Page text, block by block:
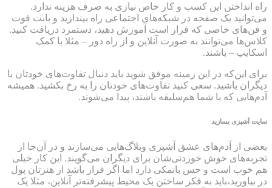
راه انداختن این کسب و کار خاص نیازی به صرف هزینه ندارد.
می‌توانید یک صفحه در شبکه‌های اجتماعی راه بیندازید و بابت فوت
و فن‌های خاصی که قرار است آموزش دهید، دستمزد دریافت کنید.
کلاس‌ها می‌توانند به صورت آنلاین و از راه دور – مثلا با کمک
اسکایپ – باشند.
برای این‌که در این زمینه موفق شوید باید دنبال تفاوت‌های خودتان با
دیگران باشید. سعی کنید تفاوت‌های خودتان را به رخ بکشید. همیشه
آدم‌هایی که با شما هم‌سلیقه باشند،‌ پیدا می‌شوند.
سایت آشپزی بسازید
بعضی‌ از آدم‌های عشق آشپزی وبلاگ‌هایی می‌سازند و در آن‌جا از
تجربه‌های خوش خوردنی‌شان برای دیگران می‌گویند. این کار خیلی
هم خوب است و حس بانمکی دارد اما اگر قرار باشد از هنرتان پول
در بیاورید،‌باید به فکر ساختن یک محیط پیشرفته‌تر آنلاین، مثلا یک